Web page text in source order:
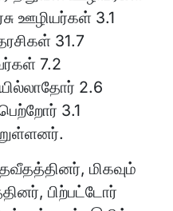
ஊழியர்கள் 3.1
31.7
7.2
2.6
3.1
மிகவும்
பிற்பட்டோர்